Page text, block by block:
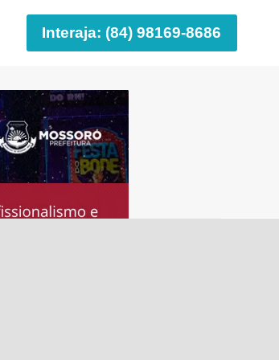
Interaja: (84) 98169-8686